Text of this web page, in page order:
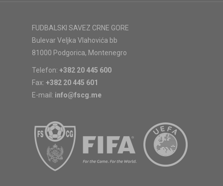
FUDBALSKI SAVEZ CRNE GORE
Bulevar Veljka Vlahovića bb
81000 Podgorica, Montenegro
Telefon: +382 20 445 600
Fax: +382 20 445 601
E-mail: info@fscg.me